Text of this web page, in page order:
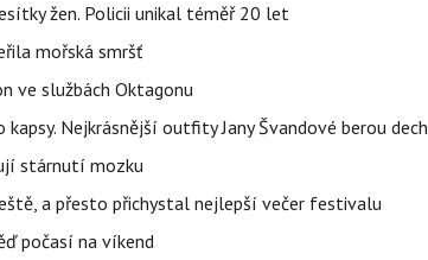
žen. Policii unikal téměř 20 let
mořská smršť
ve službách Oktagonu
Nejkrásnější outfity Jany Švandové berou dech
stárnutí mozku
a přesto přichystal nejlepší večer festivalu
počasí na víkend